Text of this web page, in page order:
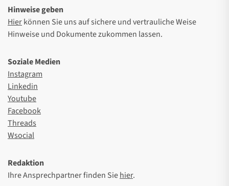
Hinweise geben
Hierkönnen Sie uns auf sichere und vertrauliche Weise
Hinweise und Dokumente zukommen lassen.
Soziale Medien
Instagram
Linkedin
Youtube
Facebook
Threads
Wsocial
Redaktion
Ihre Ansprechpartner finden Siehier.